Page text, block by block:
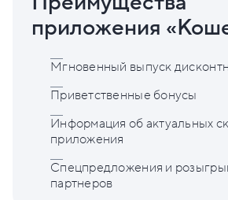
приложения
Мгновенный выпуск
Приветственные бонусы
Информация об актуальных
приложения
Спецпредложения и
партнеров